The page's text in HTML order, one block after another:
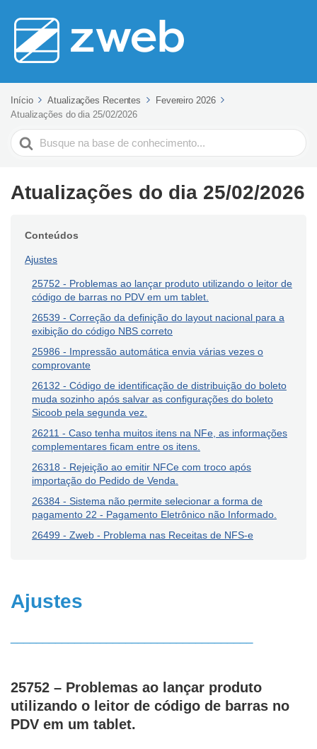
Início Atualizações Recentes
Fevereiro 2026
Atualizações do dia 25/02/2026
Pesquisar
Atualizações do dia 25/02/2026
Conteúdos
Ajustes
25752 - Problemas ao lançar produto utilizando o leitor de
código de barras no PDV em um tablet.
26539 - Correção da definição do layout nacional para a
exibição do código NBS correto
25986 - Impressão automática envia várias vezes o
comprovante
26132 - Código de identificação de distribuição do boleto
muda sozinho após salvar as configurações do boleto
Sicoob pela segunda vez.
26211 - Caso tenha muitos itens na NFe, as informações
complementares ficam entre os itens.
26318 - Rejeição ao emitir NFCe com troco após
importação do Pedido de Venda.
26384 - Sistema não permite selecionar a forma de
pagamento 22 - Pagamento Eletrônico não Informado.
26499 - Zweb - Problema nas Receitas de NFS-e
Ajustes
25752 – Problemas ao lançar produto
utilizando o leitor de código de barras no
PDV em um tablet.